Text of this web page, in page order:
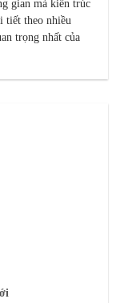
gian mà kiến trúc
tiết theo nhiều
trọng nhất của